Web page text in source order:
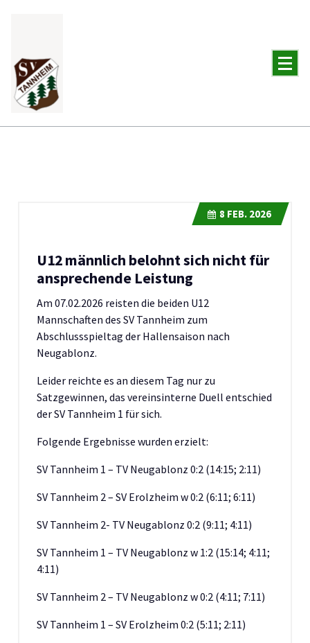
U12 männlich belohnt sich nicht für
ansprechende Leistung
Am 07.02.2026 reisten die beiden U12
Mannschaften des SV Tannheim zum
Abschlussspieltag der Hallensaison nach
Neugablonz.
Leider reichte es an diesem Tag nur zu
Satzgewinnen, das vereinsinterne Duell entschied
der SV Tannheim 1 für sich.
Folgende Ergebnisse wurden erzielt:
SV Tannheim 1 – TV Neugablonz 0:2 (14:15; 2:11)
SV Tannheim 2 – SV Erolzheim w 0:2 (6:11; 6:11)
SV Tannheim 2- TV Neugablonz 0:2 (9:11; 4:11)
SV Tannheim 1 – TV Neugablonz w 1:2 (15:14; 4:11;
4:11)
SV Tannheim 2 – TV Neugablonz w 0:2 (4:11; 7:11)
SV Tannheim 1 – SV Erolzheim 0:2 (5:11; 2:11)
8 FEB. 2026